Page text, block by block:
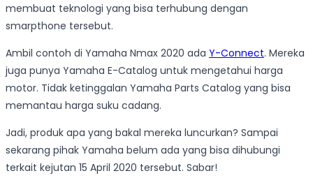
membuat teknologi yang bisa terhubung dengan
smarpthone tersebut.
Ambil contoh di Yamaha Nmax 2020 ada Y-Connect. Mereka
juga punya Yamaha E-Catalog untuk mengetahui harga
motor. Tidak ketinggalan Yamaha Parts Catalog yang bisa
memantau harga suku cadang.
Jadi, produk apa yang bakal mereka luncurkan? Sampai
sekarang pihak Yamaha belum ada yang bisa dihubungi
terkait kejutan 15 April 2020 tersebut. Sabar!